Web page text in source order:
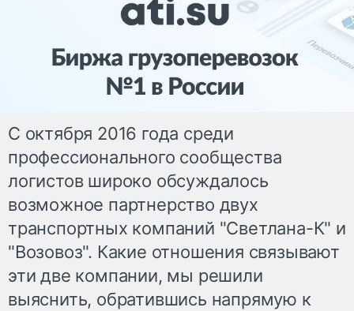
С октября 2016 года среди
профессионального сообщества
логистов широко обсуждалось
возможное партнерство двух
транспортных компаний "Светлана-К" и
"Возовоз". Какие отношения связывают
эти две компании, мы решили
выяснить, обратившись напрямую к